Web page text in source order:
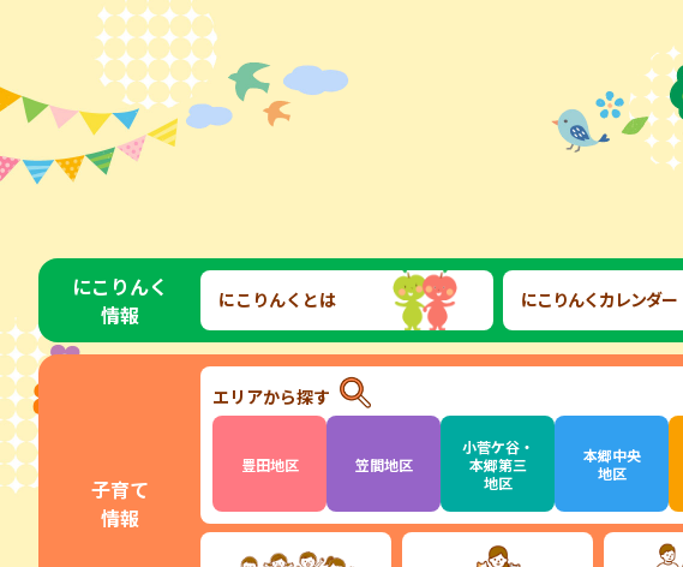
にこりんく
情報
にこりんくとは にこりんくカレンダー
子育て
情報
エリアから探す
豊田地区 笠間地区
小菅ケ谷・
本郷第三
地区
本郷中央
地区